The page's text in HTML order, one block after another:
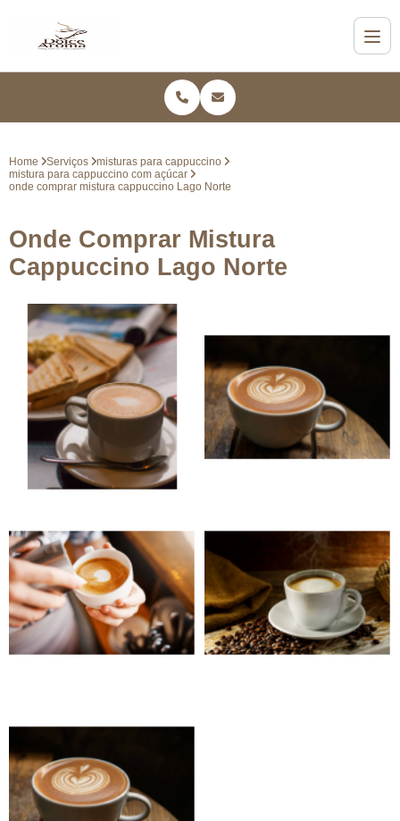
Home Serviços
misturas para cappuccino
mistura para cappuccino com açúcar
onde comprar mistura cappuccino Lago Norte
Onde Comprar Mistura
Cappuccino Lago Norte